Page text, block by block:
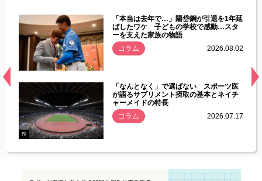
常
「本当は去年で…」陽岱鋼が引退を1年延
ばしたワケ 子どもの学校で感動…スタ
ーを支えた家族の物語
コラム
2026.08.02
PR
「なんとなく」で選ばない スポーツ医
が語るサプリメント摂取の基本とネイチ
ャーメイドの特長
コラム
2026.07.17